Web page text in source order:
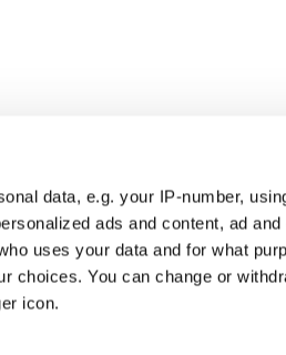
data, e.g. your IP-number,
ads and content, ad
uses your data and for what
choices. You can change or
icon.